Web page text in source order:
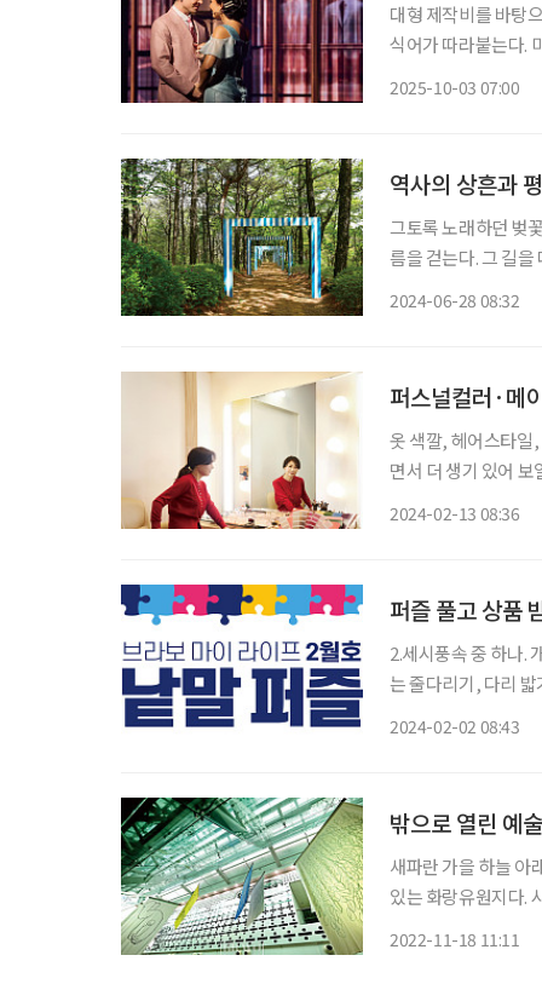
대형 제작비를 바탕
식어가 따라붙는다.
2025-10-03 07:00
역사의 상흔과
그토록 노래하던 벚
름을 걷는다. 그 길을 따라 높은
2024-06-28 08:32
퍼스널컬러·메
옷 색깔, 헤어스타일
면서 더 생기 있어
2024-02-13 08:36
퍼즐 풀고 상품
2.세시풍속 중 하나.
는 줄다리기, 다리
2024-02-02 08:43
밖으로 열린 예
새파란 가을 하늘 아
있는 화랑유원지다.
2022-11-18 11:11